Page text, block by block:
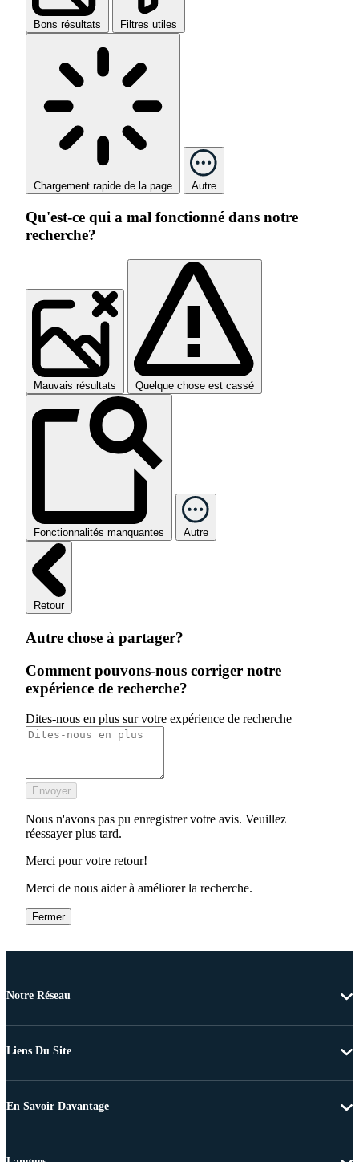
Bons résultats Filtres utiles
Chargement rapide de la page Autre
Qu'est-ce qui a mal fonctionné dans notre
recherche?
Mauvais résultats Quelque chose est cassé
Fonctionnalités manquantes Autre
Retour
Autre chose à partager?
Comment pouvons-nous corriger notre
expérience de recherche?
Dites-nous en plus sur votre expérience de recherche
Envoyer
Nous n'avons pas pu enregistrer votre avis. Veuillez
réessayer plus tard.
Merci pour votre retour!
Merci de nous aider à améliorer la recherche.
Fermer
Notre Réseau
Liens Du Site
En Savoir Davantage